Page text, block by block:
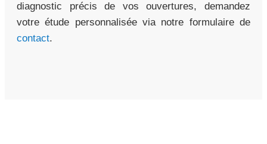
diagnostic précis de vos ouvertures, demandez
votre étude personnalisée via notre formulaire de
contact.